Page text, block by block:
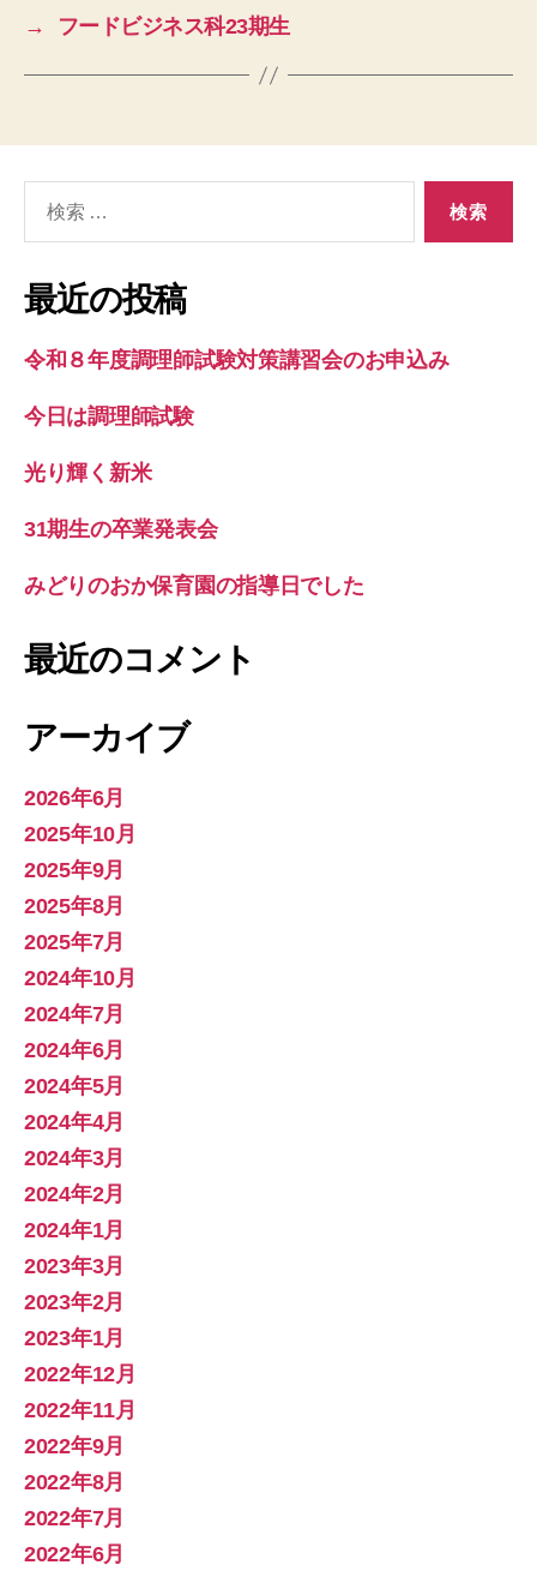
→ フードビジネス科23期生
象:
最近の投稿
令和８年度調理師試験対策講習会のお申込み
今日は調理師試験
光り輝く新米
31期生の卒業発表会
みどりのおか保育園の指導日でした
最近のコメント
アーカイブ
2026年6月
2025年10月
2025年9月
2025年8月
2025年7月
2024年10月
2024年7月
2024年6月
2024年5月
2024年4月
2024年3月
2024年2月
2024年1月
2023年3月
2023年2月
2023年1月
2022年12月
2022年11月
2022年9月
2022年8月
2022年7月
2022年6月